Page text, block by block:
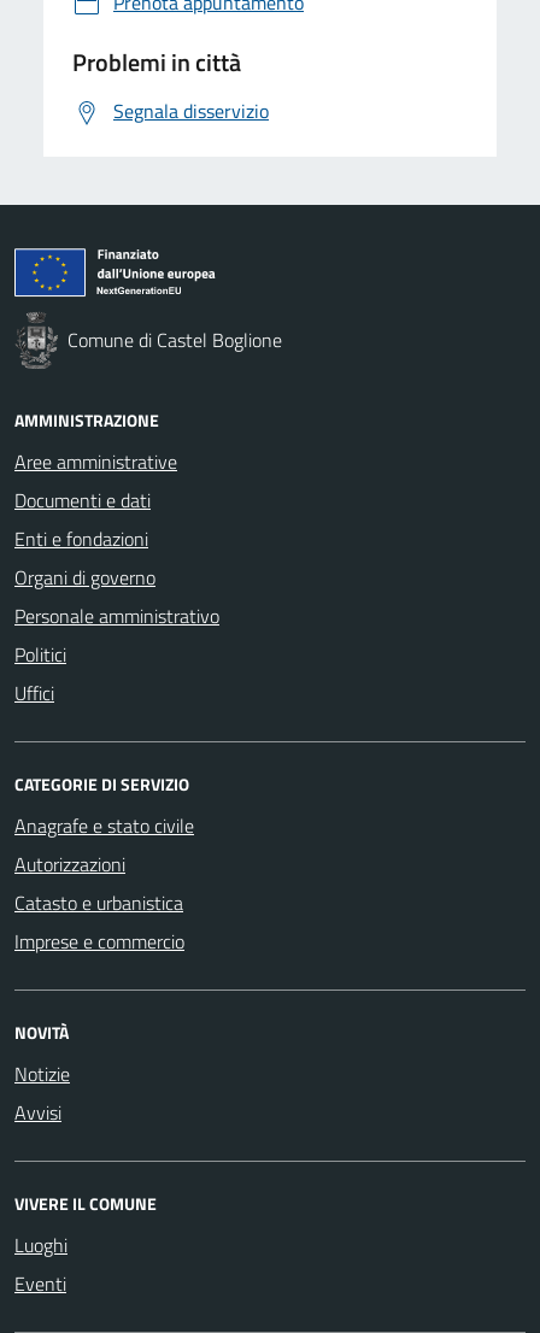
Problemi in città
Segnala disservizio
Comune di Castel Boglione
AMMINISTRAZIONE
Aree amministrative
Documenti e dati
Enti e fondazioni
Organi di governo
Personale amministrativo
Politici
Uffici
CATEGORIE DI SERVIZIO
Anagrafe e stato civile
Autorizzazioni
Catasto e urbanistica
Imprese e commercio
NOVITÀ
Notizie
Avvisi
VIVERE IL COMUNE
Luoghi
Eventi